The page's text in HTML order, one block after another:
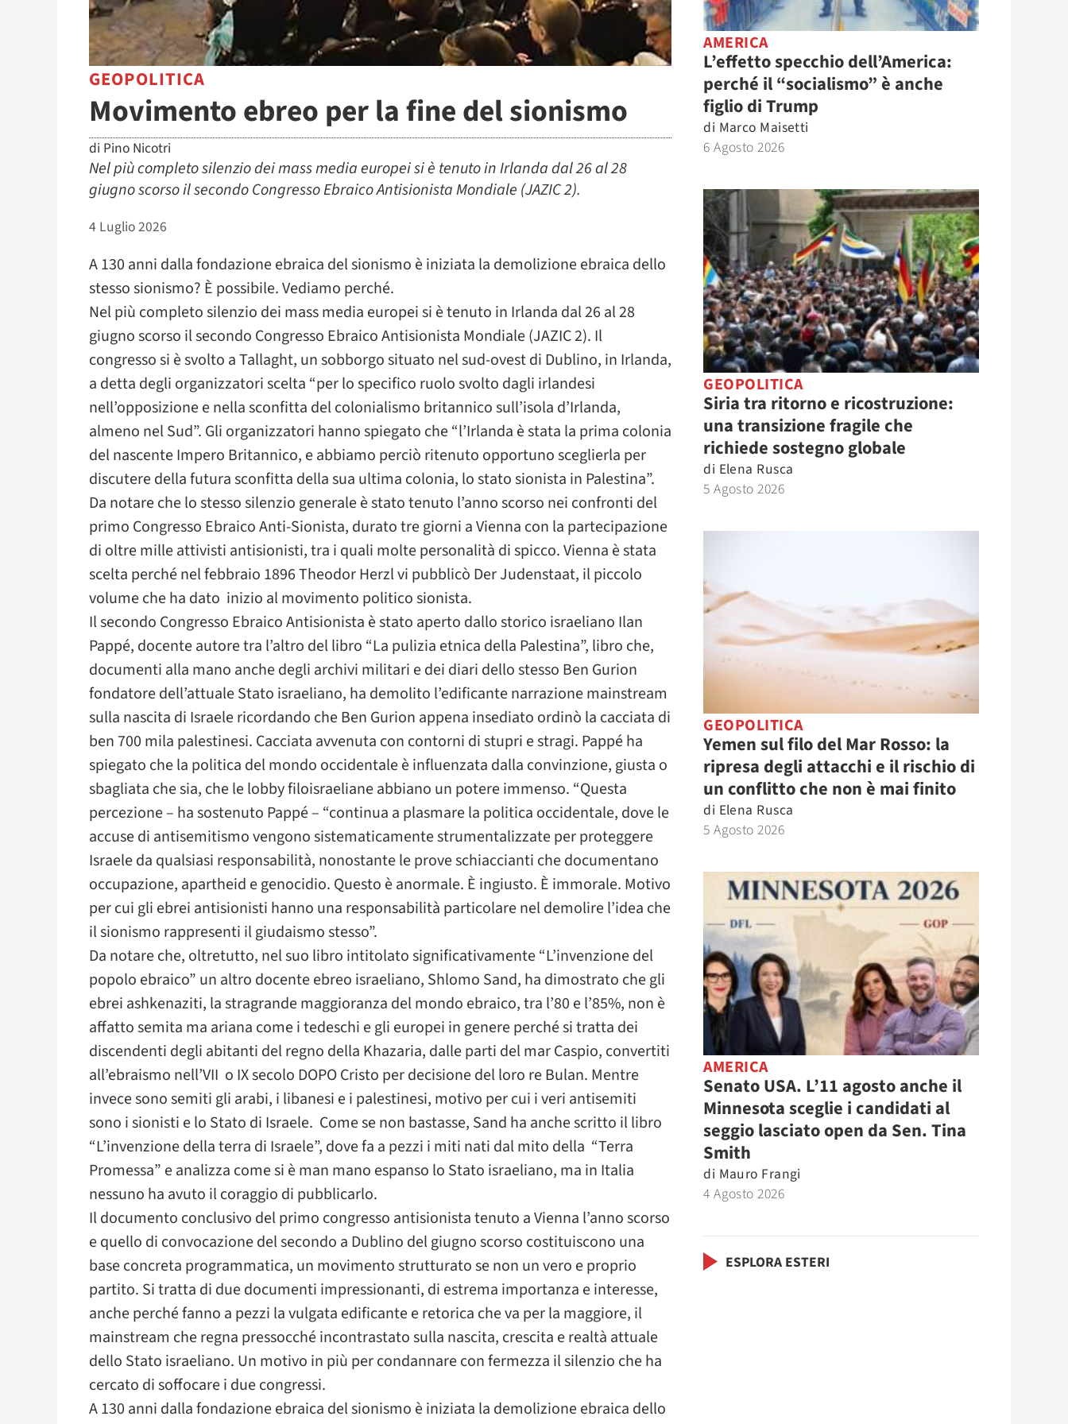
GEOPOLITICA
Movimento ebreo per la fine del sionismo
di Pino Nicotri
Nel più completo silenzio dei mass media europei si è tenuto in Irlanda dal 26 al 28
giugno scorso il secondo Congresso Ebraico Antisionista Mondiale (JAZIC 2).
4 Luglio 2026
A 130 anni dalla fondazione ebraica del sionismo è iniziata la demolizione ebraica dello
stesso sionismo? È possibile. Vediamo perché.
Nel più completo silenzio dei mass media europei si è tenuto in Irlanda dal 26 al 28
giugno scorso il secondo Congresso Ebraico Antisionista Mondiale (JAZIC 2). Il
congresso si è svolto a Tallaght, un sobborgo situato nel sud-ovest di Dublino, in Irlanda,
a detta degli organizzatori scelta “per lo specifico ruolo svolto dagli irlandesi
nell’opposizione e nella sconfitta del colonialismo britannico sull’isola d’Irlanda,
almeno nel Sud”. Gli organizzatori hanno spiegato che “l’Irlanda è stata la prima colonia
del nascente Impero Britannico, e abbiamo perciò ritenuto opportuno sceglierla per
discutere della futura sconfitta della sua ultima colonia, lo stato sionista in Palestina”.
Da notare che lo stesso silenzio generale è stato tenuto l’anno scorso nei confronti del
primo Congresso Ebraico Anti-Sionista, durato tre giorni a Vienna con la partecipazione
di oltre mille attivisti antisionisti, tra i quali molte personalità di spicco. Vienna è stata
scelta perché nel febbraio 1896 Theodor Herzl vi pubblicò Der Judenstaat, il piccolo
volume che ha dato inizio al movimento politico sionista.
Il secondo Congresso Ebraico Antisionista è stato aperto dallo storico israeliano Ilan
Pappé, docente autore tra l’altro del libro “La pulizia etnica della Palestina”, libro che,
documenti alla mano anche degli archivi militari e dei diari dello stesso Ben Gurion
fondatore dell’attuale Stato israeliano, ha demolito l’edificante narrazione mainstream
sulla nascita di Israele ricordando che Ben Gurion appena insediato ordinò la cacciata di
ben 700 mila palestinesi. Cacciata avvenuta con contorni di stupri e stragi. Pappé ha
spiegato che la politica del mondo occidentale è influenzata dalla convinzione, giusta o
sbagliata che sia, che le lobby filoisraeliane abbiano un potere immenso. “Questa
percezione – ha sostenuto Pappé – “continua a plasmare la politica occidentale, dove le
accuse di antisemitismo vengono sistematicamente strumentalizzate per proteggere
Israele da qualsiasi responsabilità, nonostante le prove schiaccianti che documentano
occupazione, apartheid e genocidio. Questo è anormale. È ingiusto. È immorale. Motivo
per cui gli ebrei antisionisti hanno una responsabilità particolare nel demolire l’idea che
il sionismo rappresenti il giudaismo stesso”.
Da notare che, oltretutto, nel suo libro intitolato significativamente “L’invenzione del
popolo ebraico” un altro docente ebreo israeliano, Shlomo Sand, ha dimostrato che gli
ebrei ashkenaziti, la stragrande maggioranza del mondo ebraico, tra l’80 e l’85%, non è
affatto semita ma ariana come i tedeschi e gli europei in genere perché si tratta dei
discendenti degli abitanti del regno della Khazaria, dalle parti del mar Caspio, convertiti
all’ebraismo nell’VII o IX secolo DOPO Cristo per decisione del loro re Bulan. Mentre
invece sono semiti gli arabi, i libanesi e i palestinesi, motivo per cui i veri antisemiti
sono i sionisti e lo Stato di Israele. Come se non bastasse, Sand ha anche scritto il libro
“L’invenzione della terra di Israele”, dove fa a pezzi i miti nati dal mito della “Terra
Promessa” e analizza come si è man mano espanso lo Stato israeliano, ma in Italia
nessuno ha avuto il coraggio di pubblicarlo.
Il documento conclusivo del primo congresso antisionista tenuto a Vienna l’anno scorso
e quello di convocazione del secondo a Dublino del giugno scorso costituiscono una
base concreta programmatica, un movimento strutturato se non un vero e proprio
partito. Si tratta di due documenti impressionanti, di estrema importanza e interesse,
anche perché fanno a pezzi la vulgata edificante e retorica che va per la maggiore, il
mainstream che regna pressocché incontrastato sulla nascita, crescita e realtà attuale
dello Stato israeliano. Un motivo in più per condannare con fermezza il silenzio che ha
cercato di soffocare i due congressi.
A 130 anni dalla fondazione ebraica del sionismo è iniziata la demolizione ebraica dello
AMERICA
L’effetto specchio dell’America:
perché il “socialismo” è anche
figlio di Trump
di Marco Maisetti
6 Agosto 2026
GEOPOLITICA
Siria tra ritorno e ricostruzione:
una transizione fragile che
richiede sostegno globale
di Elena Rusca
5 Agosto 2026
GEOPOLITICA
Yemen sul filo del Mar Rosso: la
ripresa degli attacchi e il rischio di
un conflitto che non è mai finito
di Elena Rusca
5 Agosto 2026
AMERICA
Senato USA. L’11 agosto anche il
Minnesota sceglie i candidati al
seggio lasciato open da Sen. Tina
Smith
di Mauro Frangi
4 Agosto 2026
ESPLORA ESTERI